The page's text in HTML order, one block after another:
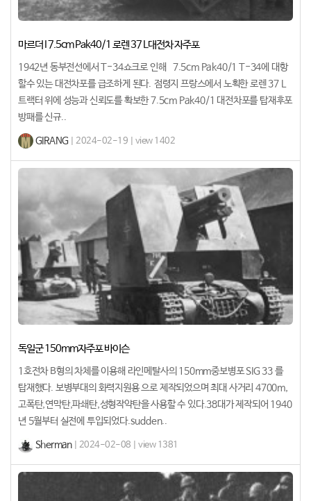
마르더 I 7.5cm Pak40/1 로렌 37 L대전차 자주포
1942년 동부전선에서 T-34쇼크로 인해 7.5cm Pak40/1 T-34에 대항
할수 있는 대전차포를 급조하게 된다. 점령지 프랑스에서 노획한 로렌 37 L
트랙터 위에 성능과 신뢰도를 확보한 7.5cm Pak40/1 대전차포를 탑재후포
방패를 신규..
GIRANG | 2024-02-19 | view 1402
독일군 150mm자주포 바이슨
1호전차 B형의 차체를 이용해 라인메탈사의 150mm중보병포 SIG 33 를
탑재했다. 보병부대의 화력지원용 으로 제작되었으며 최대 사거리 4700m,
고폭탄,연막탄,파쇄탄,성형작약탄을 사용할 수 있다.38대가 제작되어 1940
년 5월부터 실전에 투입되었다.sudden..
Sherman| 2024-02-08 | view 1381